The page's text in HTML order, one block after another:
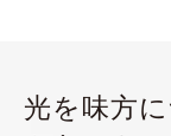
光を味方